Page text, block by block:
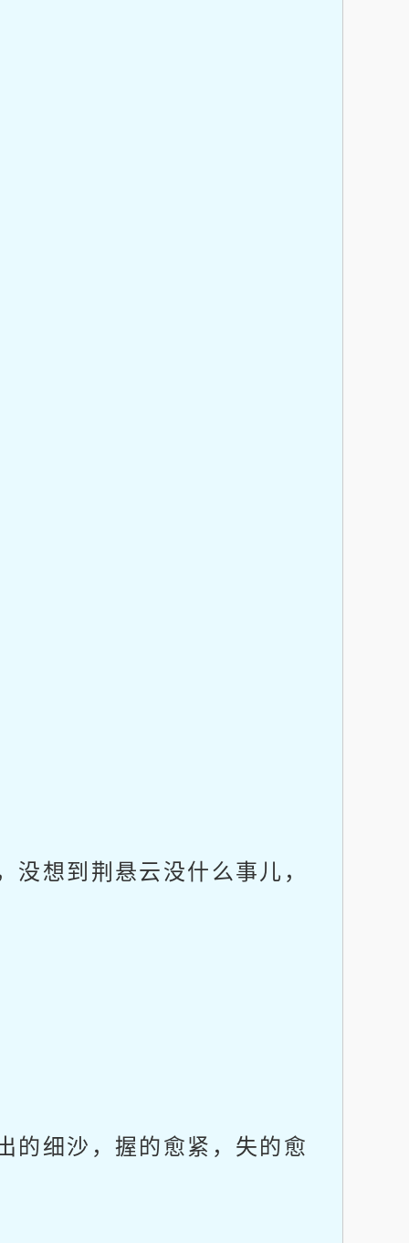
想到荆悬云没什么事儿，
的细沙，握的愈紧，失的愈